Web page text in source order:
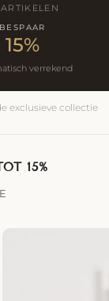
BESPAAR
15%
verrekend
exclusieve collectie
15%